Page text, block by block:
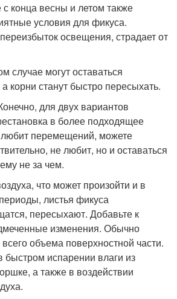
конца весны и летом также
условия для фикуса.
освещения, страдает от
случае могут оставаться
корни станут быстро пересыхать.
для двух вариантов
в более подходящее
перемещений, можете
не любит, но и оставаться
не за чем.
что может произойти и в
листья фикуса
пересыхают. Добавьте к
изменения. Обычно
объема поверхностной части.
быстром испарении влаги из
а также в воздействии